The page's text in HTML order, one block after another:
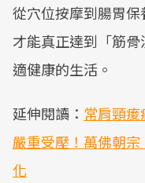
從穴位按摩到腸胃保
才能真正達到「筋
適健康的生活。
延伸閱讀： 常肩頸
嚴重受壓！萬佛朝
化